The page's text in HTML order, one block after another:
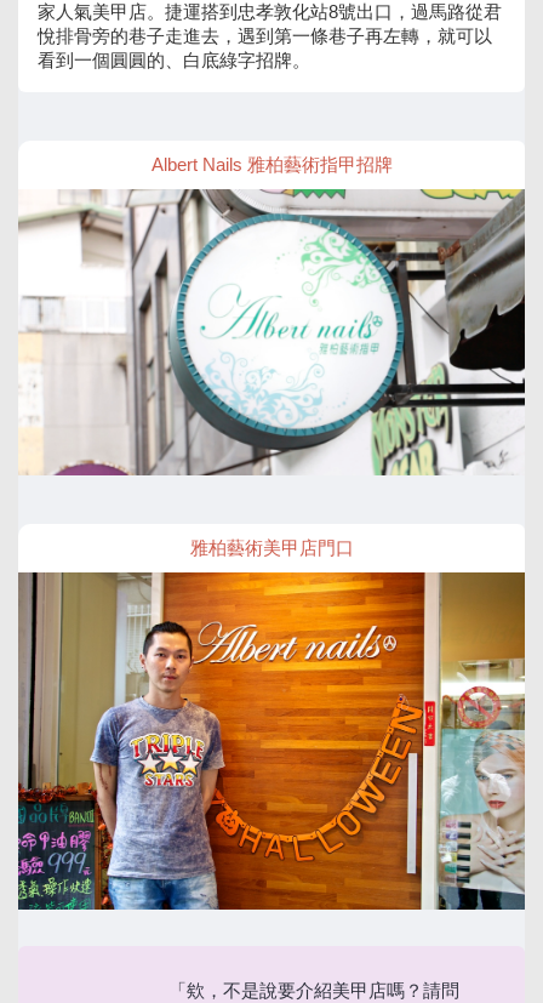
家人氣美甲店。捷運搭到忠孝敦化站8號出口，過馬路從君
悅排骨旁的巷子走進去，遇到第一條巷子再左轉，就可以
看到一個圓圓的、白底綠字招牌。
Albert Nails 雅柏藝術指甲招牌
雅柏藝術美甲店門口
「欸，不是說要介紹美甲店嗎？請問